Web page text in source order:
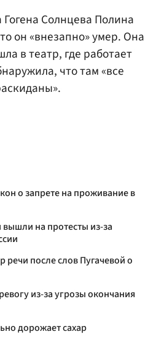
Солнцева Полина
он «внезапно» умер. Она
в театр, где работает
что там «все
о запрете на проживание в
на протесты из-за
речи после слов Пугачевой о
из-за угрозы окончания
дорожает сахар